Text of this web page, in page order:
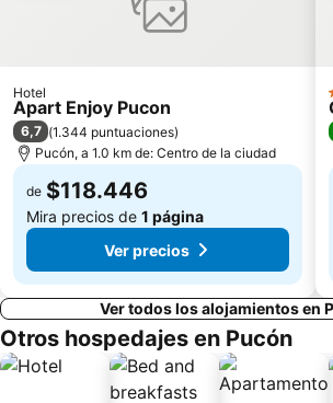
Hotel
Apart Enjoy Pucon
6,7 (1.344 puntuaciones)
Pucón, a 1.0 km de: Centro de la ciudad
de $118.446
Mira precios de 1 página
Ver precios
Ver todos los alojamientos en
Otros hospedajes en Pucón